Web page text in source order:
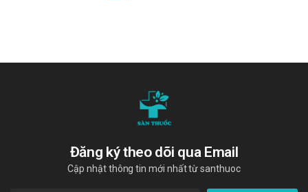
Đăng ký theo dõi qua Email
Cập nhật thông tin mới nhất từ santhuoc